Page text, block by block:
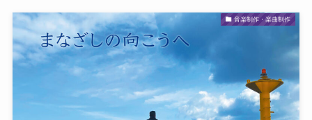
音楽制作・楽曲制作